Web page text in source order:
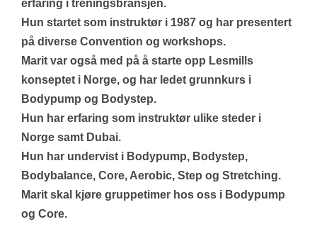
erfaring i treningsbransjen.
Hun startet som instruktør i 1987 og har presentert
på diverse Convention og workshops.
Marit var også med på å starte opp Lesmills
konseptet i Norge, og har ledet grunnkurs i
Bodypump og Bodystep.
Hun har erfaring som instruktør ulike steder i
Norge samt Dubai.
Hun har undervist i Bodypump, Bodystep,
Bodybalance, Core, Aerobic, Step og Stretching.
Marit skal kjøre gruppetimer hos oss i Bodypump
og Core.